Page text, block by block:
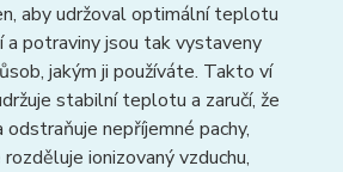
aby udržoval optimální teplotu
potraviny jsou tak vystaveny
jakým ji používáte. Takto ví
stabilní teplotu a zaručí, že
nepříjemné pachy,
ionizovaný vzduchu,